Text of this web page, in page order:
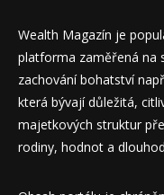
Wealth Magazín je
platforma zaměřená na
zachování bohatství
která bývají důležitá,
majetkových struktur
rodiny, hodnot a